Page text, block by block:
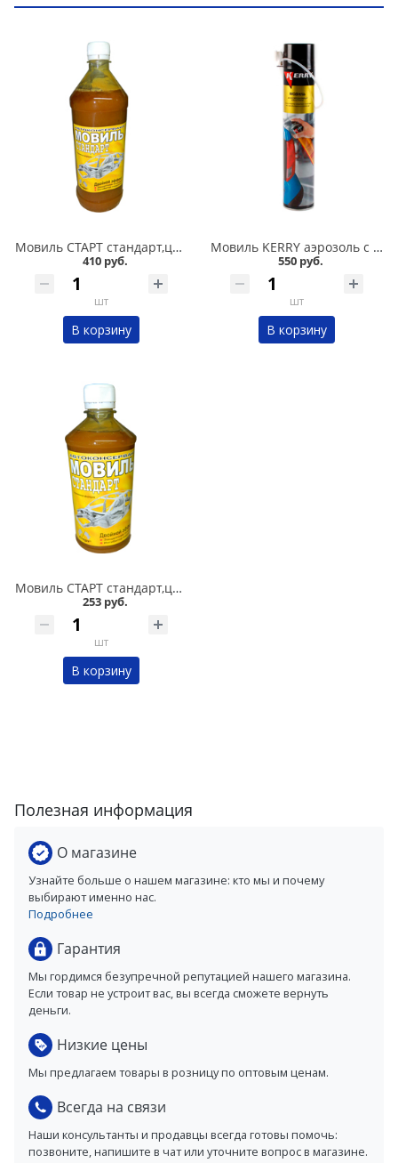
Мовиль СТАРТ стандарт,цинк,бронза 1 л в Омске
410 руб.
шт
В корзину
Мовиль KERRY аэрозоль с трубкой 1000 мл в Омске
550 руб.
шт
В корзину
Мовиль СТАРТ стандарт,цинк,бронза 0,5 л в Омске
253 руб.
шт
В корзину
Полезная информация
О магазине
Узнайте больше о нашем магазине: кто мы и почему
выбирают именно нас.
Подробнее
Гарантия
Мы гордимся безупречной репутацией нашего магазина.
Если товар не устроит вас, вы всегда сможете вернуть
деньги.
Низкие цены
Мы предлагаем товары в розницу по оптовым ценам.
Всегда на связи
Наши консультанты и продавцы всегда готовы помочь:
позвоните, напишите в чат или уточните вопрос в магазине.